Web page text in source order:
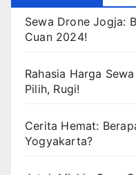
Sewa Drone Jogja:
Cuan 2024!
Rahasia Harga
Pilih, Rugi!
Cerita Hemat:
Yogyakarta?